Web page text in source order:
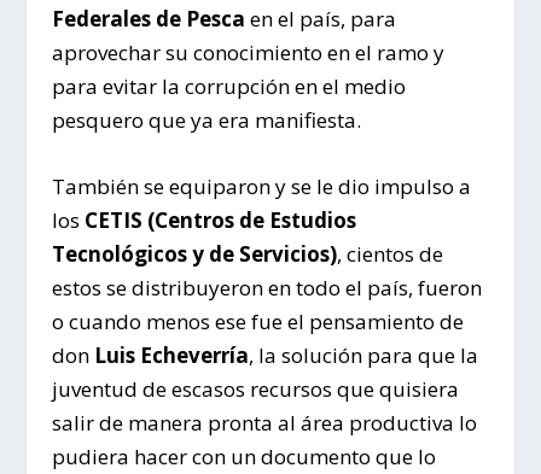
Federales de Pesca en el país, para
aprovechar su conocimiento en el ramo y
para evitar la corrupción en el medio
pesquero que ya era manifiesta.
También se equiparon y se le dio impulso a
los CETIS (Centros de Estudios
Tecnológicos y de Servicios), cientos de
estos se distribuyeron en todo el país, fueron
o cuando menos ese fue el pensamiento de
don Luis Echeverría, la solución para que la
juventud de escasos recursos que quisiera
salir de manera pronta al área productiva lo
pudiera hacer con un documento que lo